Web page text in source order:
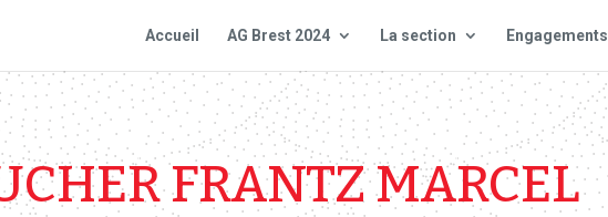
Accueil AG Brest 2024 La section Engagements
FRANTZ MARCEL